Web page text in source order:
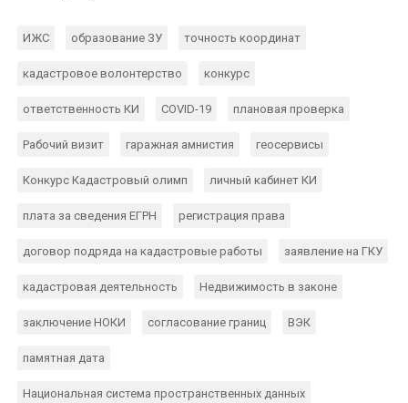
ИЖС образование ЗУ точность координат
кадастровое волонтерство конкурс
ответственность КИ COVID-19 плановая проверка
Рабочий визит гаражная амнистия геосервисы
Конкурс Кадастровый олимп личный кабинет КИ
плата за сведения ЕГРН регистрация права
договор подряда на кадастровые работы заявление на ГКУ
кадастровая деятельность Недвижимость в законе
заключение НОКИ согласование границ ВЭК
памятная дата
Национальная система пространственных данных